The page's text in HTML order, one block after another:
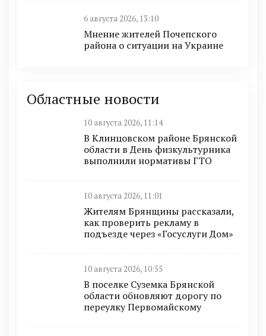
6 августа 2026, 13:10
Мнение жителей Почепского
района о ситуации на Украине
Областные новости
10 августа 2026, 11:14
В Клинцовском районе Брянской
области в День физкультурника
выполнили нормативы ГТО
10 августа 2026, 11:01
Жителям Брянщины рассказали,
как проверить рекламу в
подъезде через «Госуслуги Дом»
10 августа 2026, 10:55
В поселке Суземка Брянской
области обновляют дорогу по
переулку Первомайскому